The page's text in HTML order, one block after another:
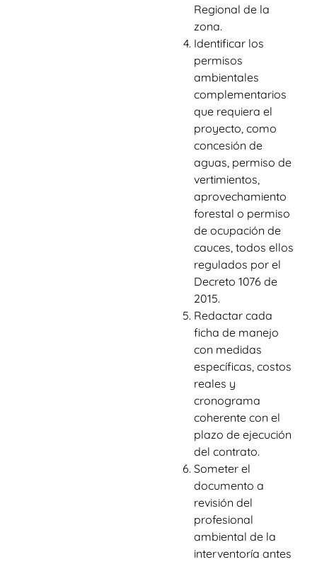
Regional de la
zona.
Identificar los
permisos
ambientales
complementarios
que requiera el
proyecto, como
concesión de
aguas, permiso de
vertimientos,
aprovechamiento
forestal o permiso
de ocupación de
cauces, todos ellos
regulados por el
Decreto 1076 de
2015.
Redactar cada
ficha de manejo
con medidas
específicas, costos
reales y
cronograma
coherente con el
plazo de ejecución
del contrato.
Someter el
documento a
revisión del
profesional
ambiental de la
interventoría antes